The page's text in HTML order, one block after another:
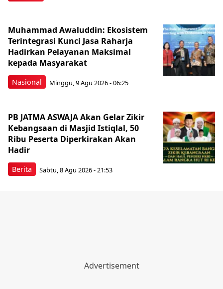
Nasional
Muhammad Awaluddin: Ekosistem
Terintegrasi Kunci Jasa Raharja
Hadirkan Pelayanan Maksimal
kepada Masyarakat
Minggu, 9 Agu 2026 - 06:25
Berita
PB JATMA ASWAJA Akan Gelar Zikir
Kebangsaan di Masjid Istiqlal, 50
Ribu Peserta Diperkirakan Akan
Hadir
Sabtu, 8 Agu 2026 - 21:53